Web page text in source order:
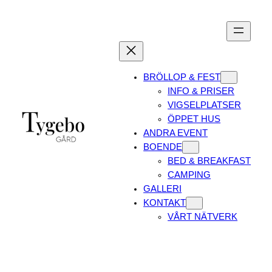
BRÖLLOP & FEST
INFO & PRISER
VIGSELPLATSER
ÖPPET HUS
ANDRA EVENT
BOENDE
BED & BREAKFAST
CAMPING
GALLERI
KONTAKT
VÅRT NÄTVERK